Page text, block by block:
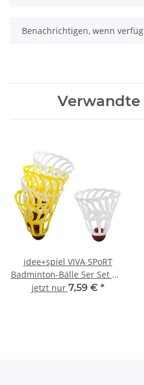
Benachrichtigen, wenn
idee+spiel VIVA SPoRT
Badminton-Bälle 5er Set mit
Gummi-Kopf 741-74106
jetzt nur 7,59 € *